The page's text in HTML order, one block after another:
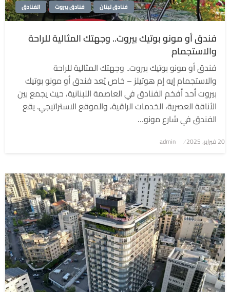
الفنادق فنادق بيروت فنادق لبنان
فندق أو مونو بوتيك بيروت.. وجهتك المثالية للراحة
والاستجمام
فندق أو مونو بوتيك بيروت.. وجهتك المثالية للراحة
والاستجمام إيه إم هوتيلز – خاص يُعد فندق أو مونو بوتيك
بيروت أحد أفخم الفنادق في العاصمة اللبنانية، حيث يجمع بين
الأناقة العصرية، الخدمات الراقية، والموقع الاستراتيجي. يقع
الفندق في شارع مونو…
نُشر
20 فبراير، 2025 admin